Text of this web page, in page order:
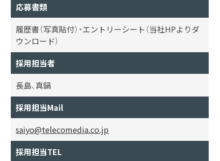
応募書類
履歴書（写真貼付）・エントリーシート（当社HPよりダ
ウンロード）
採用担当者
長島、真鍋
採用担当Mail
saiyo@telecomedia.co.jp
採用担当TEL